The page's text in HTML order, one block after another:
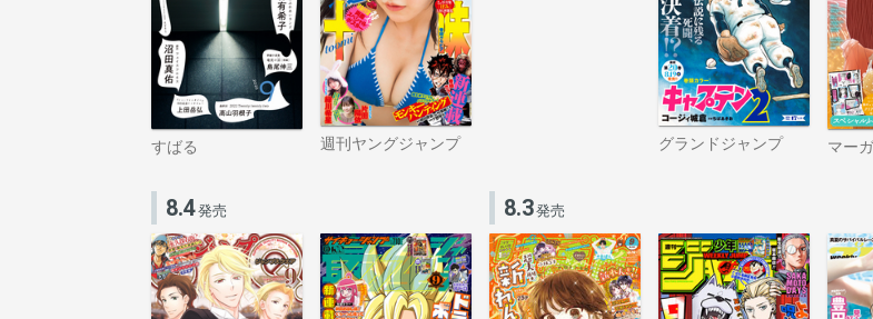
すばる 週刊ヤングジャンプ グランドジャンプ マー
8.4発売 8.3発売